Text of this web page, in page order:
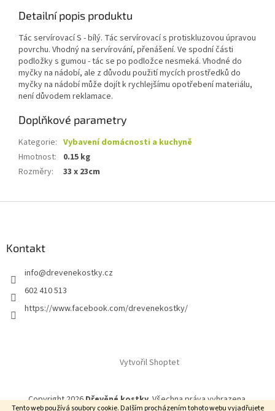
Tento web používá soubory cookie. Dalším procházením tohoto webu vyjadřujete
Detailní popis produktu
Tác servírovací S - bílý. Tác servírovací s protiskluzovou úpravou
povrchu. Vhodný na servírování, přenášení. Ve spodní části
podložky s gumou - tác se po podložce nesmeká. Vhodné do
myčky na nádobí, ale z důvodu použití mycích prostředků do
myčky na nádobí může dojít k rychlejšímu opotřebení materiálu,
není důvodem reklamace.
Doplňkové parametry
Kategorie: Vybavení domácnosti a kuchyně
Hmotnost:
0.15 kg
Rozměry: 33 x 23cm
Kontakt
info@drevenekostky.cz
602 410 513
https://www.facebook.com/drevenekostky/
Vytvořil Shoptet
Copyright 2026Dřevěné kostky. Všechna práva vyhrazena.